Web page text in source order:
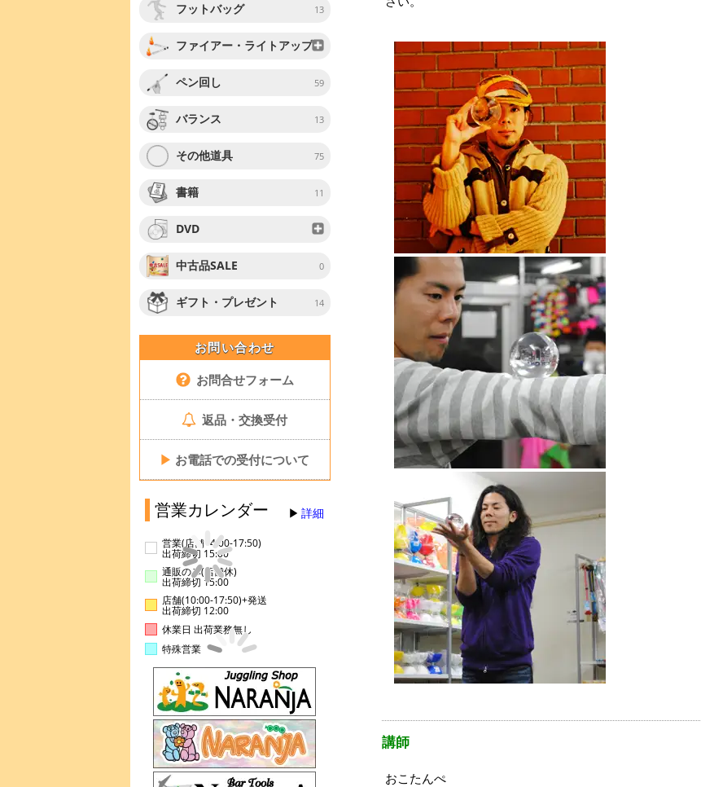
フットバッグ 13
ファイアー・ライトアップ
ペン回し 59
バランス 13
その他道具 75
書籍 11
DVD
中古品SALE 0
ギフト・プレゼント 14
お問い合わせ
お問合せフォーム
返品・交換受付
▶ お電話での受付について
営業カレンダー 詳細
営業(店舗14:00-17:50)
出荷締切 15:00
通販のみ(店舗休)
出荷締切 15:00
店舗(10:00-17:50)+発送
出荷締切 12:00
休業日 出荷業務無し
特殊営業
講師
おこたんぺ